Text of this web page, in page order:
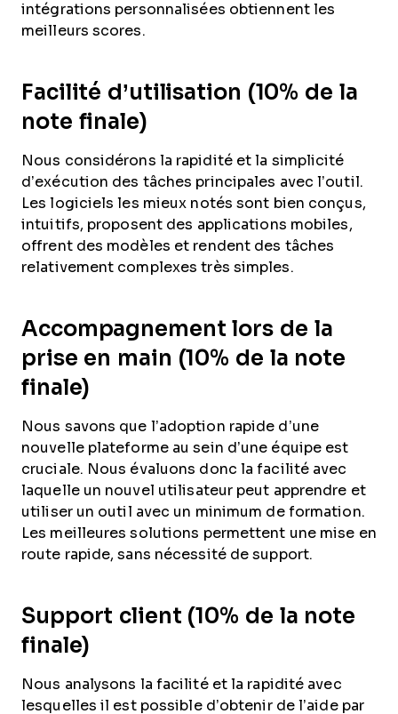
intégrations personnalisées obtiennent les
meilleurs scores.
Facilité d’utilisation (10% de la
note finale)
Nous considérons la rapidité et la simplicité
d’exécution des tâches principales avec l’outil.
Les logiciels les mieux notés sont bien conçus,
intuitifs, proposent des applications mobiles,
offrent des modèles et rendent des tâches
relativement complexes très simples.
Accompagnement lors de la
prise en main (10% de la note
finale)
Nous savons que l’adoption rapide d’une
nouvelle plateforme au sein d’une équipe est
cruciale. Nous évaluons donc la facilité avec
laquelle un nouvel utilisateur peut apprendre et
utiliser un outil avec un minimum de formation.
Les meilleures solutions permettent une mise en
route rapide, sans nécessité de support.
Support client (10% de la note
finale)
Nous analysons la facilité et la rapidité avec
lesquelles il est possible d’obtenir de l’aide par